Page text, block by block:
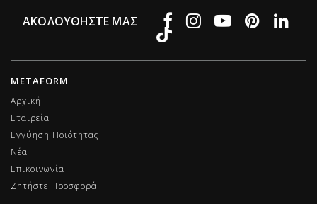
ΑΚΟΛΟΥΘΉΣΤΕ ΜΑΣ
METAFORM
Αρχική
Εταιρεία
Εγγύηση Ποιότητας
Νέα
Επικοινωνία
Ζητήστε Προσφορά